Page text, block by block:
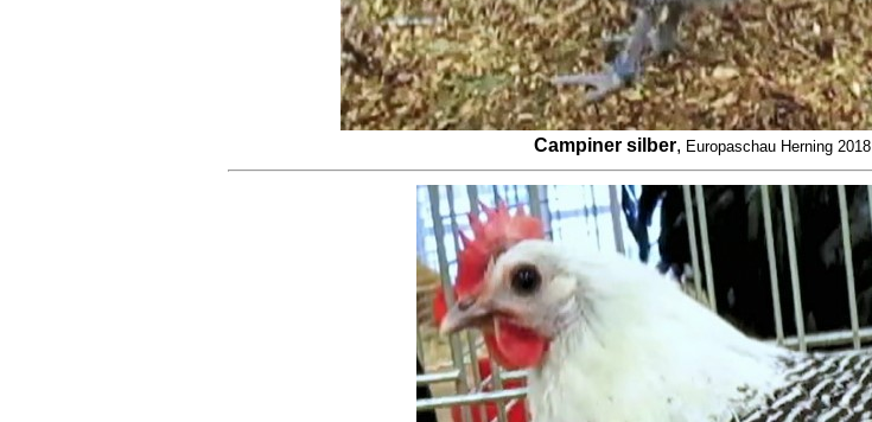
Campiner silber, Europaschau Herning 2018